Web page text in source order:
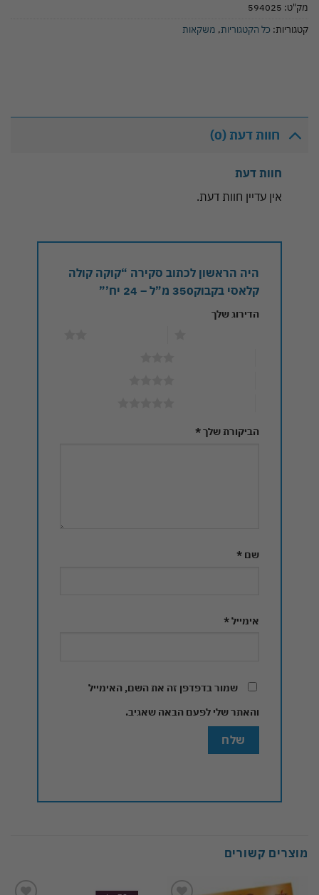
מק"ט: 594025
קטגוריות: כל הקטגוריות, משקאות
חוות דעת (0)
חוות דעת
אין עדיין חוות דעת.
היה הראשון לכתוב סקירה “קוקה קולה
קלאסי בקבוק350 מ”ל – 24 יח’”
הדירוג שלך
הביקורת שלך*
שם *
אימייל*
שמור בדפדפן זה את השם, האימייל
והאתר שלי לפעם הבאה שאגיב.
מוצרים קשורים